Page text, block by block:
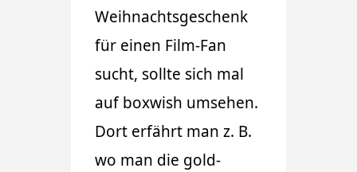
Weihnachtsgeschenk
für einen Film-Fan
sucht, sollte sich mal
auf boxwish umsehen.
Dort erfährt man z. B.
wo man die gold-